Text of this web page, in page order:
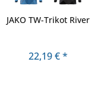
JAKO TW-Trikot River
22,19 € *